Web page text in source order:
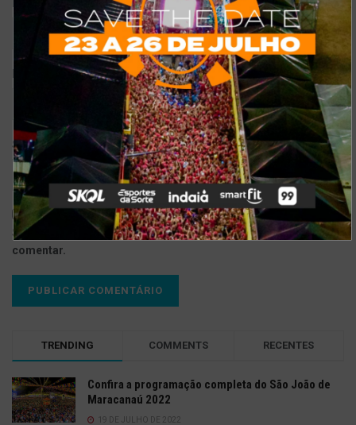
Site
Salvar meus dados neste navegador para a próxima vez que eu
comentar.
TRENDING COMMENTS RECENTES
Confira a programação completa do São João de
Maracanaú 2022
19 DE JULHO DE 2022